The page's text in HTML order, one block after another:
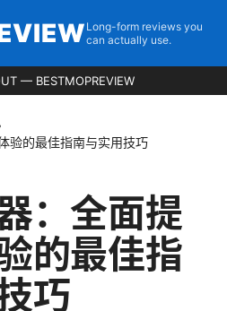
Long-form reviews you
can actually use.
— BESTMOPREVIEW
验的最佳指南与实用技巧
：全面提
的最佳指
巧